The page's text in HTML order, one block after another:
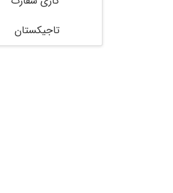
تاجیکستان